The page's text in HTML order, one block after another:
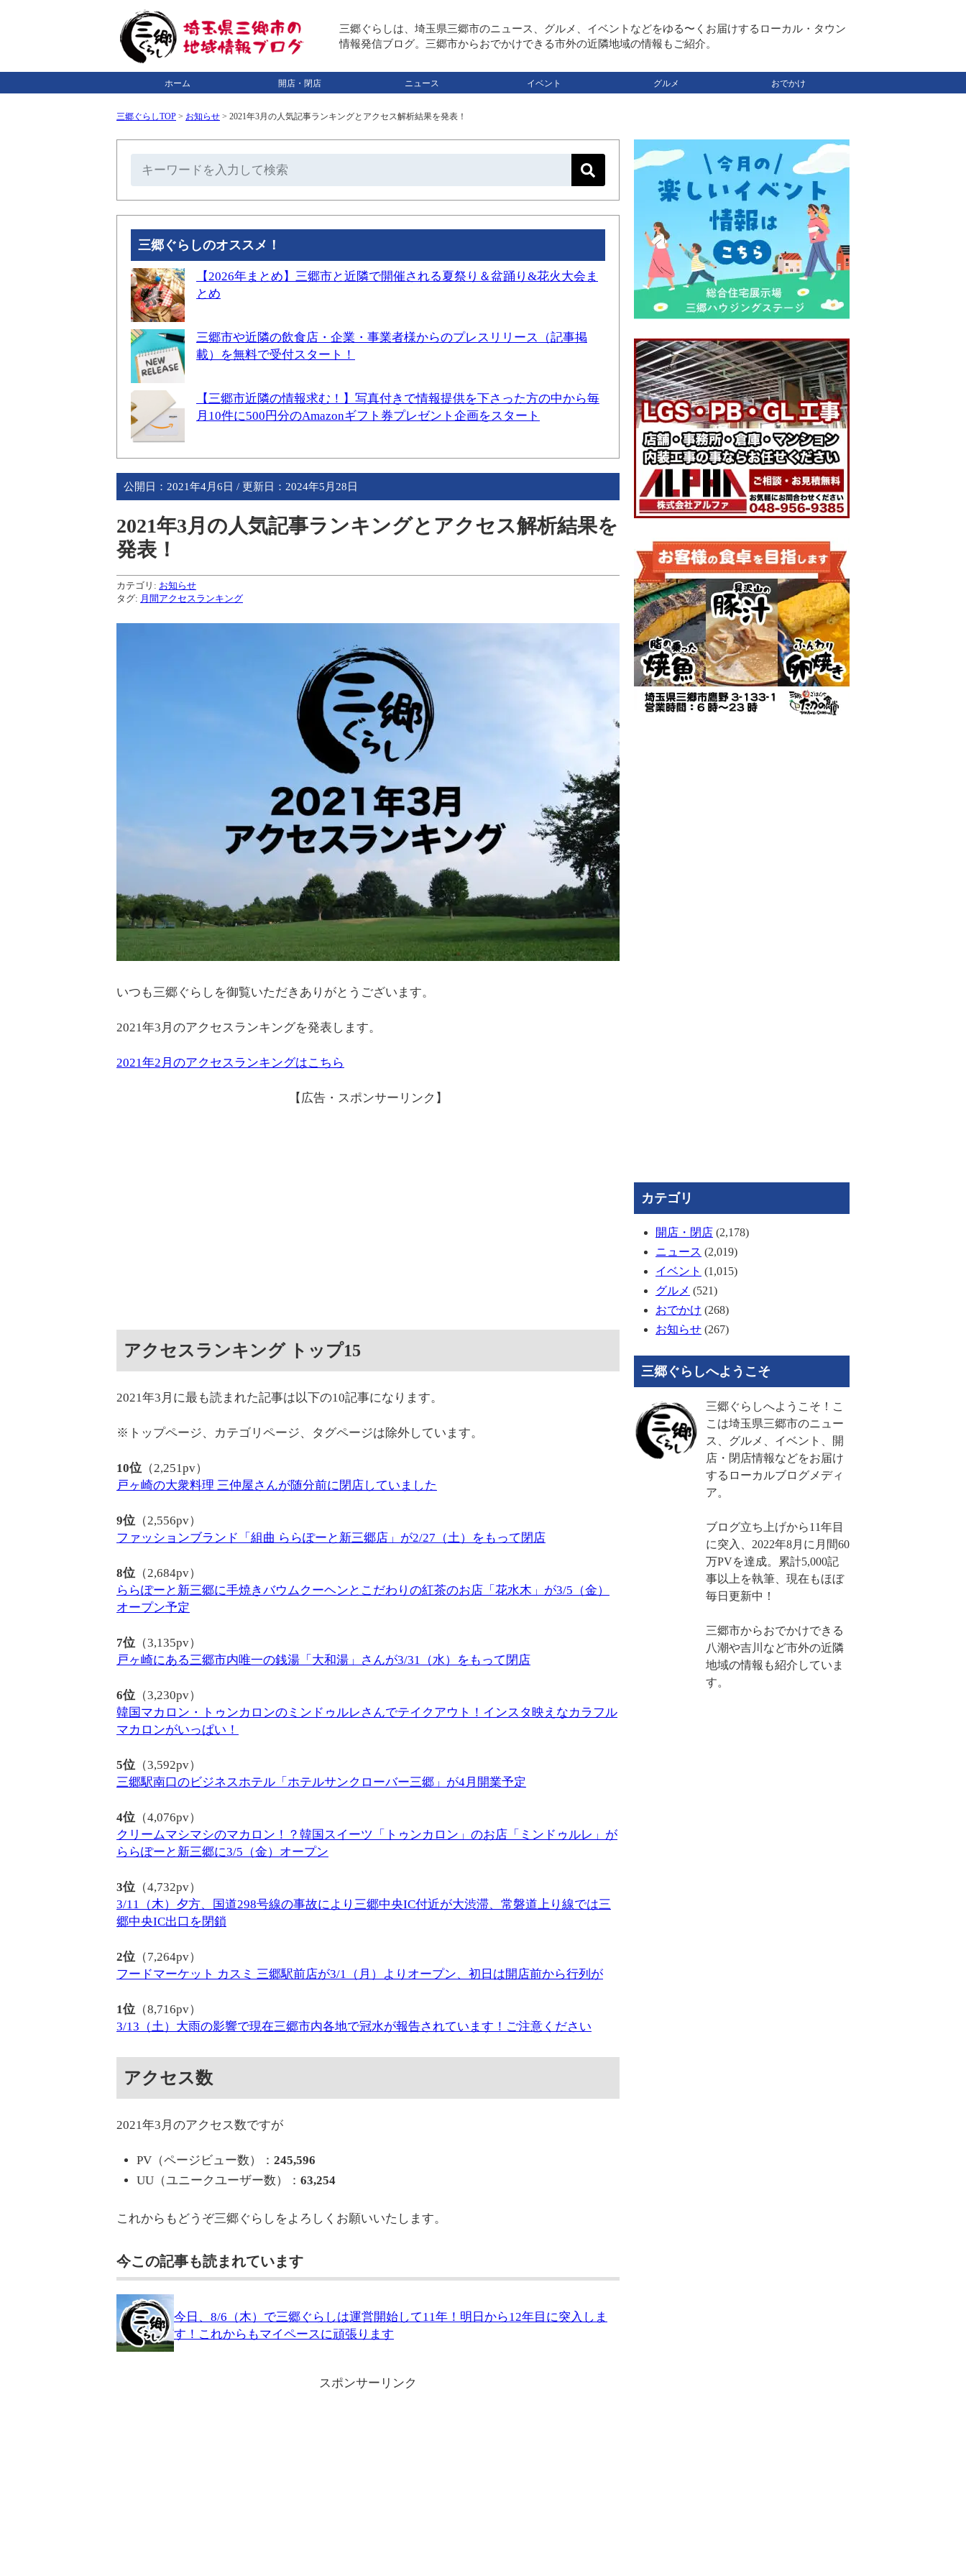
三郷ぐらしは、埼玉県三郷市のニュース、グルメ、イベントなどをゆる〜くお届けするローカル・タウン
情報発信ブログ。三郷市からおでかけできる市外の近隣地域の情報もご紹介。
ホーム 開店・閉店 ニュース イベント グルメ おでかけ
三郷ぐらしTOP > お知らせ > 2021年3月の人気記事ランキングとアクセス解析結果を発表！
三郷ぐらしのオススメ！
【2026年まとめ】三郷市と近隣で開催される夏祭り＆盆踊り&花火大会ま
とめ
三郷市や近隣の飲食店・企業・事業者様からのプレスリリース（記事掲
載）を無料で受付スタート！
【三郷市近隣の情報求む！】写真付きで情報提供を下さった方の中から毎
月10件に500円分のAmazonギフト券プレゼント企画をスタート
公開日： 2021年4月6日 / 更新日： 2024年5月28日
2021年3月の人気記事ランキングとアクセス解析結果を
発表！
カテゴリ: お知らせ
タグ: 月間アクセスランキング
いつも三郷ぐらしを御覧いただきありがとうございます。
2021年3月のアクセスランキングを発表します。
2021年2月のアクセスランキングはこちら
【広告・スポンサーリンク】
アクセスランキング トップ15
2021年3月に最も読まれた記事は以下の10記事になります。
※トップページ、カテゴリページ、タグページは除外しています。
10位 （2,251pv）
戸ヶ崎の大衆料理 三仲屋さんが随分前に閉店していました
9位 （2,556pv）
ファッションブランド「組曲 ららぽーと新三郷店」が2/27（土）をもって閉店
8位 （2,684pv）
ららぽーと新三郷に手焼きバウムクーヘンとこだわりの紅茶のお店「花水木」が3/5（金）
オープン予定
7位 （3,135pv）
戸ヶ崎にある三郷市内唯一の銭湯「大和湯」さんが3/31（水）をもって閉店
6位 （3,230pv）
韓国マカロン・トゥンカロンのミンドゥルレさんでテイクアウト！インスタ映えなカラフル
マカロンがいっぱい！
5位 （3,592pv）
三郷駅南口のビジネスホテル「ホテルサンクローバー三郷」が4月開業予定
4位 （4,076pv）
クリームマシマシのマカロン！？韓国スイーツ「トゥンカロン」のお店「ミンドゥルレ」が
ららぽーと新三郷に3/5（金）オープン
3位 （4,732pv）
3/11（木）夕方、国道298号線の事故により三郷中央IC付近が大渋滞、常磐道上り線では三
郷中央IC出口を閉鎖
2位 （7,264pv）
フードマーケット カスミ 三郷駅前店が3/1（月）よりオープン、初日は開店前から行列が
1位 （8,716pv）
3/13（土）大雨の影響で現在三郷市内各地で冠水が報告されています！ご注意ください
アクセス数
2021年3月のアクセス数ですが
PV（ページビュー数）： 245,596
UU（ユニークユーザー数）： 63,254
これからもどうぞ三郷ぐらしをよろしくお願いいたします。
今この記事も読まれています
今日、8/6（木）で三郷ぐらしは運営開始して11年！明日から12年目に突入しま
す！これからもマイペースに頑張ります
スポンサーリンク
カテゴリ
開店・閉店 (2,178)
ニュース (2,019)
イベント (1,015)
グルメ (521)
おでかけ (268)
お知らせ (267)
三郷ぐらしへようこそ
三郷ぐらしへようこそ！こ
こは埼玉県三郷市のニュー
ス、グルメ、イベント、開
店・閉店情報などをお届け
するローカルブログメディ
ア。
ブログ立ち上げから11年目
に突入、2022年8月に月間60
万PVを達成。累計5,000記
事以上を執筆、現在もほぼ
毎日更新中！
三郷市からおでかけできる
八潮や吉川など市外の近隣
地域の情報も紹介していま
す。